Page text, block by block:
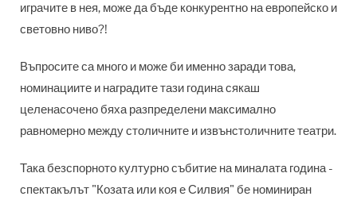
играчите в нея, може да бъде конкурентно на европейско и
световно ниво?!
Въпросите са много и може би именно заради това,
номинациите и наградите тази година сякаш
целенасочено бяха разпределени максимално
равномерно между столичните и извънстоличните театри.
Така безспорното културно събитие на миналата година -
спектакълът "Козата или коя е Силвия" бе номиниран